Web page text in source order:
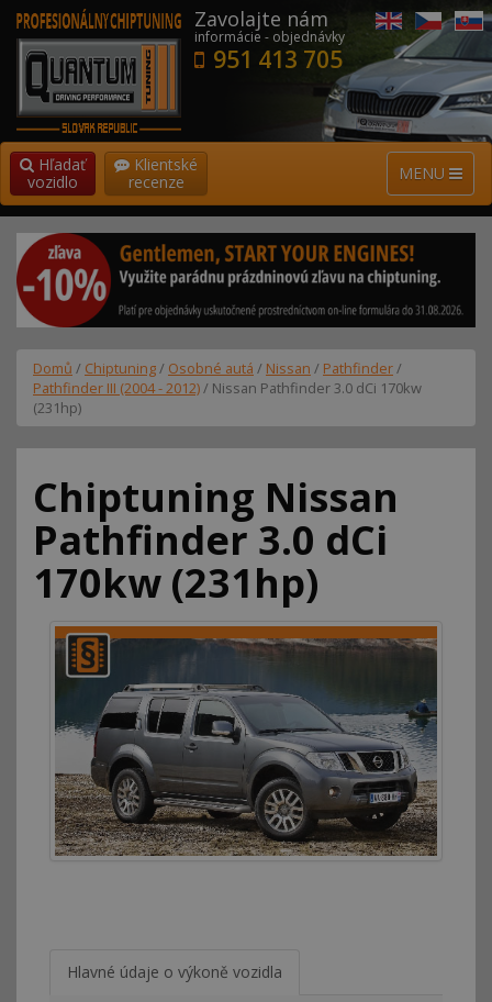
Zavolajte nám
informácie - objednávky
951 413 705
MENU
Hľadať
vozidlo
Klientské
recenze
Domů / Chiptuning/ Osobné autá / Nissan / Pathfinder/
Pathfinder III (2004 - 2012)/ Nissan Pathfinder 3.0 dCi 170kw
(231hp)
Chiptuning Nissan
Pathfinder 3.0 dCi
170kw (231hp)
Hlavné údaje o výkoně vozidla